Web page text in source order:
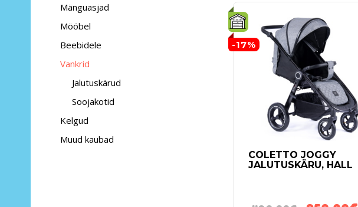
Mänguasjad
Mööbel
Beebidele
Vankrid
Jalutuskärud
Soojakotid
Kelgud
Muud kaubad
-17%
COLETTO JOGGY
JALUTUSKÄRU, HALL